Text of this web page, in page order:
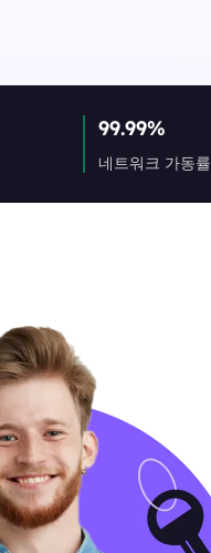
99.99%
네트워크 가동률